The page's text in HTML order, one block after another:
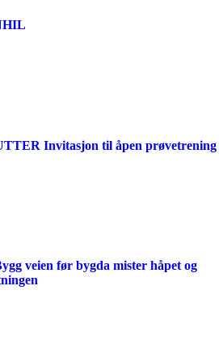
Invitasjon til åpen prøvetrening
veien før bygda mister håpet og